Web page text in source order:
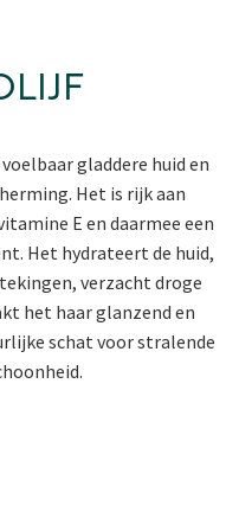
gladdere huid en
Het is rijk aan
E en daarmee een
Het hydrateert de huid,
verzacht droge
het haar glanzend en
schat voor stralende